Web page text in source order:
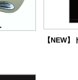
【NEW